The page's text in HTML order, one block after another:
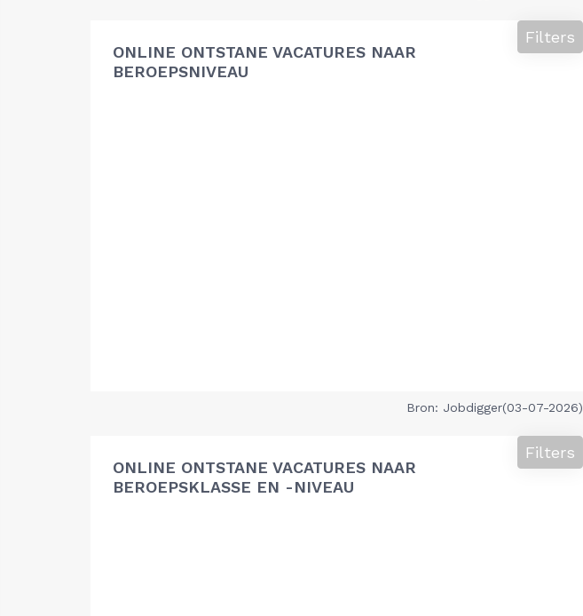
ONLINE ONTSTANE VACATURES NAAR
BEROEPSNIVEAU
Filters
Bron: Jobdigger(03-07-2026)
ONLINE ONTSTANE VACATURES NAAR
BEROEPSKLASSE EN -NIVEAU
Filters